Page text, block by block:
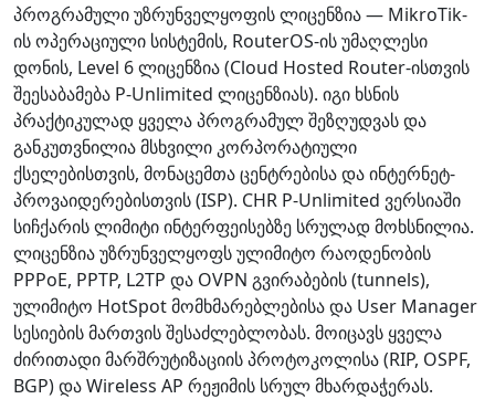
პროგრამული უზრუნველყოფის ლიცენზია — MikroTik-
ის ოპერაციული სისტემის, RouterOS-ის უმაღლესი
დონის, Level 6 ლიცენზია (Cloud Hosted Router-ისთვის
შეესაბამება P-Unlimited ლიცენზიას). იგი ხსნის
პრაქტიკულად ყველა პროგრამულ შეზღუდვას და
განკუთვნილია მსხვილი კორპორატიული
ქსელებისთვის, მონაცემთა ცენტრებისა და ინტერნეტ-
პროვაიდერებისთვის (ISP). CHR P-Unlimited ვერსიაში
სიჩქარის ლიმიტი ინტერფეისებზე სრულად მოხსნილია.
ლიცენზია უზრუნველყოფს ულიმიტო რაოდენობის
PPPoE, PPTP, L2TP და OVPN გვირაბების (tunnels),
ულიმიტო HotSpot მომხმარებლებისა და User Manager
სესიების მართვის შესაძლებლობას. მოიცავს ყველა
ძირითადი მარშრუტიზაციის პროტოკოლისა (RIP, OSPF,
BGP) და Wireless AP რეჟიმის სრულ მხარდაჭერას.